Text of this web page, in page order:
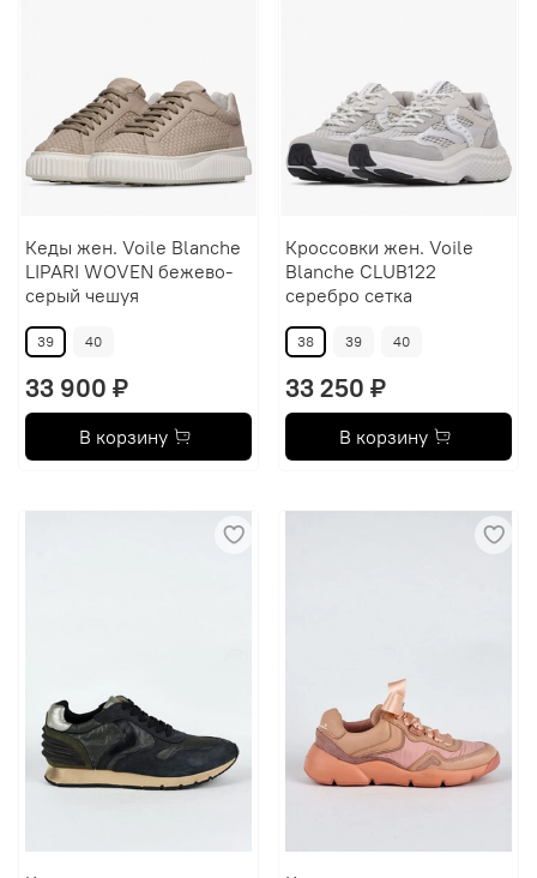
Кеды жен. Voile Blanche
LIPARI WOVEN бежево-
серый чешуя
39 40
33 900 ₽
В корзину
Кроссовки жен. Voile
Blanche CLUB122
серебро сетка
38 39 40
33 250 ₽
В корзину